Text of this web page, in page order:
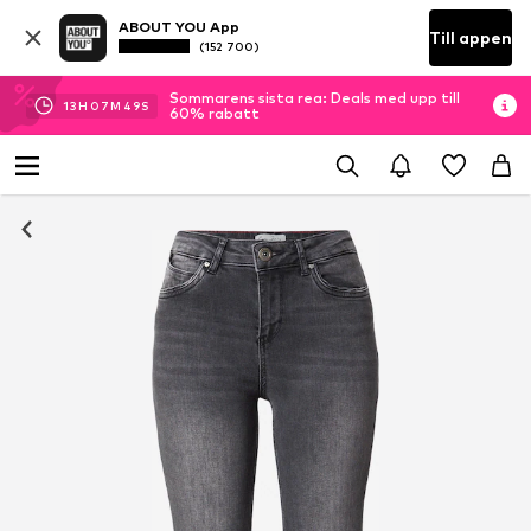
ABOUT YOU App
(152 700) Till appen
13H 07M 47S
Sommarens sista rea: Deals med upp till
60% rabatt